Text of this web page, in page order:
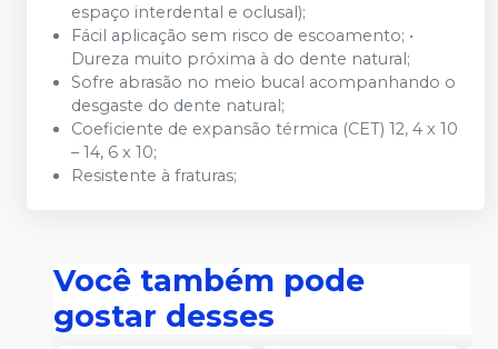
espaço interdental e oclusal);
Fácil aplicação sem risco de escoamento; •
Dureza muito próxima à do dente natural;
Sofre abrasão no meio bucal acompanhando o
desgaste do dente natural;
Coeficiente de expansão térmica (CET) 12, 4 x 10
– 14, 6 x 10;
Resistente à fraturas;
Você também pode
gostar desses